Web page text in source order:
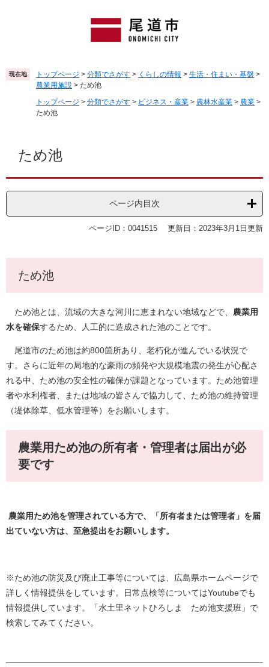
頭
で
飛
ば
現在地 トップページ > 分類でさがす > くらしの情報 > 生活・住まい・基盤 >
農業用施設 > ため池
トップページ > 分類でさがす > ビジネス・産業 > 農林水産業 > 農業 >
ため池
ため池
ページ内目次
ページID：0041515 更新日：2023年3月1日更新
ため池
ため池とは、流域の大きな河川に恵まれない地域などで、 農業用
水を確保するため、人工的に造成された池のことです。
尾道市のため池は約800箇所あり、老朽化が進んでいる状況で
す。さらに近年の局地的な豪雨の頻発や大規模地震の発生が心配さ
れる中、ため池の安全性の確保が課題となっています。ため池管理
者や水利権者、または地域の皆さんで協力して、ため池の維持管理
（堤体除草、低水管理等）をお願いします。
農業用ため池の所有者・管理者は届出が必
要です
農業用ため池を管理されている方で、「所有者または管理者」を届
出ていない方は、至急提出をお願いします。
※ため池の防災及び廃止工事等については、広島県ホームページで
詳しく情報提供をしています。日常点検等についてはYoutubeでも
情報提供しています。「水土里ネットひろしま ため池支援班」で
検索してみてください。